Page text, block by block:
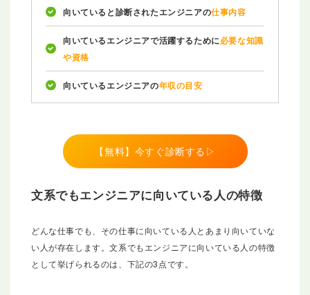
向いていると診断されたエンジニアの仕事内容
向いているエンジニアで活躍するために必要な知識
や資格
向いているエンジニアの年収の目安
【無料】今すぐ診断する▷
文系でもエンジニアに向いている人の特徴
どんな仕事でも、その仕事に向いている人とあまり向いていな
い人が存在します。文系でもエンジニアに向いている人の特徴
として挙げられるのは、下記の3点です。